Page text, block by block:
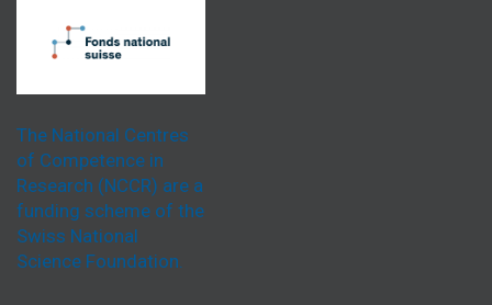
The National Centres
of Competence in
Research (NCCR) are a
funding scheme of the
Swiss National
Science Foundation.